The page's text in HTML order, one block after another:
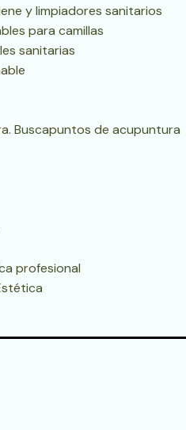
y limpiadores sanitarios
para camillas
sanitarias
Buscapuntos de acupuntura
profesional